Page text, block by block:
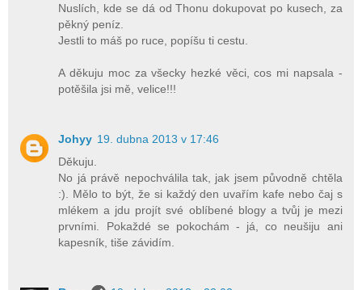
Nuslích, kde se dá od Thonu dokupovat po kusech, za
pěkný peníz.
Jestli to máš po ruce, popíšu ti cestu.
A děkuju moc za všecky hezké věci, cos mi napsala -
potěšila jsi mě, velice!!!
Johyy 19. dubna 2013 v 17:46
Děkuju.
No já právě nepochválila tak, jak jsem původně chtěla
:). Mělo to být, že si každý den uvařím kafe nebo čaj s
mlékem a jdu projít své oblíbené blogy a tvůj je mezi
prvními. Pokaždé se pokochám - já, co neušiju ani
kapesník, tiše závidím.